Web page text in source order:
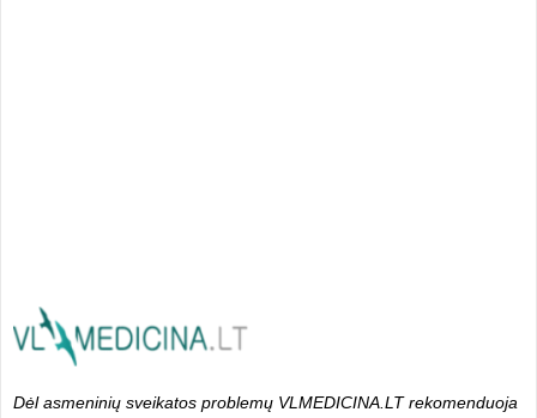
Dėl asmeninių sveikatos problemų VLMEDICINA.LT rekomenduoja